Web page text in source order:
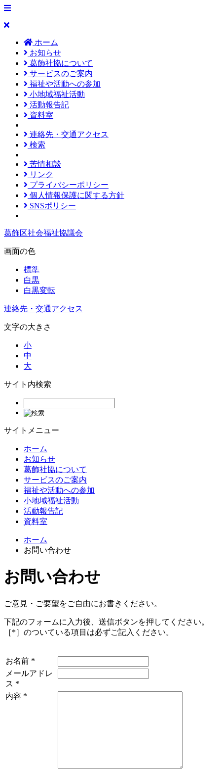
ホーム
お知らせ
葛飾社協について
サービスのご案内
福祉や活動への参加
小地域福祉活動
活動報告記
資料室
連絡先・交通アクセス
検索
苦情相談
リンク
プライバシーポリシー
個人情報保護に関する方針
SNSポリシー
葛飾区社会福祉協議会
画面の色
標準
白黒
白黒変転
連絡先・交通アクセス
文字の大きさ
小
中
大
サイト内検索
サイトメニュー
ホーム
お知らせ
葛飾社協について
サービスのご案内
福祉や活動への参加
小地域福祉活動
活動報告記
資料室
ホーム
お問い合わせ
お問い合わせ
ご意見・ご要望をご自由にお書きください。
下記のフォームに入力後、送信ボタンを押してください。
［*］のついている項目は必ずご記入ください。
お名前 *
メールアドレ
ス *
内容 *